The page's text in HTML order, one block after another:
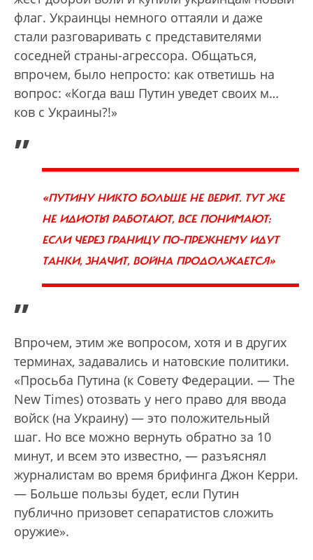
флаг. Украинцы немного оттаяли и даже
стали разговаривать с представителями
соседней страны-агрессора. Общаться,
впрочем, было непросто: как ответишь на
вопрос: «Когда ваш Путин уведет своих м…
ков с Украины?!»
„
«ПУТИНУ НИКТО БОЛЬШЕ НЕ ВЕРИТ. ТУТ ЖЕ
НЕ ИДИОТЫ РАБОТАЮТ, ВСЕ ПОНИМАЮТ:
ЕСЛИ ЧЕРЕЗ ГРАНИЦУ ПО-ПРЕЖНЕМУ ИДУТ
ТАНКИ, ЗНАЧИТ, ВОЙНА ПРОДОЛЖАЕТСЯ»
”
Впрочем, этим же вопросом, хотя и в других
терминах, задавались и натовские политики.
«Просьба Путина (к Совету Федерации. — The
New Times) отозвать у него право для ввода
войск (на Украину) — это положительный
шаг. Но все можно вернуть обратно за 10
минут, и всем это известно, — разъяснял
журналистам во время брифинга Джон Керри.
— Больше пользы будет, если Путин
публично призовет сепаратистов сложить
оружие».